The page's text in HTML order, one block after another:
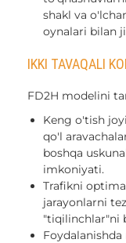
shakl va
oynalari bilan
IKKI TAVAQALI
FD2H modelini
Keng o'tish
qo'l
boshqa
imkoniyati.
Trafikni
jarayonlarni
"tiqilinchlar"ni